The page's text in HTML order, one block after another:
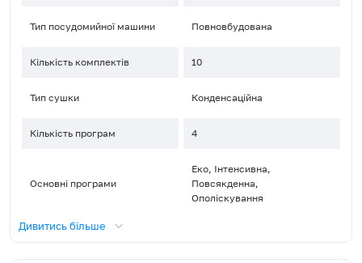
Тип посудомийної машини Повновбудована
Кількість комплектів 10
Тип сушки Конденсаційна
Кількість програм 4
Основні програми
Еко, Інтенсивна,
Повсякденна,
Ополіскування
Кількість температурних
Дивитись більше